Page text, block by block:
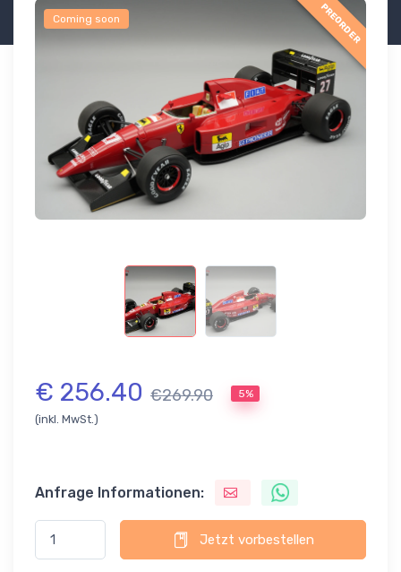
Coming soon PREORDER
€ 256.40 €269.90 5%
(inkl. MwSt.)
Anfrage Informationen:
Jetzt vorbestellen